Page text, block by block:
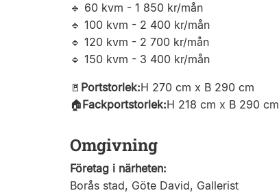
🔹 60 kvm - 1 850 kr/mån
🔹 100 kvm - 2 400 kr/mån
🔹 120 kvm - 2 700 kr/mån
🔹 150 kvm - 3 400 kr/mån
🚪 Portstorlek:H 270 cm x B 290 cm
🏠Fackportstorlek:H 218 cm x B 290 cm
Omgivning
Företag i närheten:
Borås stad, Göte David, Gallerist